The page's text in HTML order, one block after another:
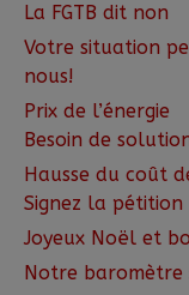
La FGTB dit non
Votre situation
nous!
Prix de l’énergie
Besoin de
Hausse du coût
Signez la pétition
Joyeux Noël et
Notre baromètre